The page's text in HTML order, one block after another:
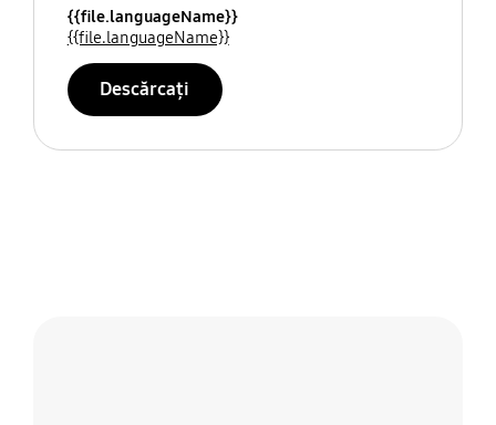
{{file.languageName}}
{{file.languageName}}
Descărcați